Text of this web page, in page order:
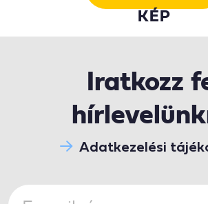
KÉP
Iratkozz
Adatkezelési